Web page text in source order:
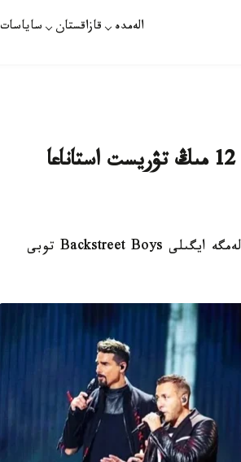
الەمدە قازاقستان ساياسات
الەمدىك ەڭ تابىستى پوپ-توپتاردىڭ كونسەرتىنە 12 مىڭ تۋريست استاناعا
استانا. قازاقپارات - 21 -قىركۇيەكتە «استانا ارەنا» ستاديونىندا الەمگە ايگىلى Backstreet Boys توبى